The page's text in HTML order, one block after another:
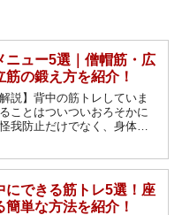
ニュー5選｜僧帽筋・広
の鍛え方を紹介！
説】背中の筋トレしていま
ことはついついおろそかに
我防止だけでなく、身体全
の筋トレメニューを紹介し
にできる筋トレ5選！座
簡単な方法を紹介！